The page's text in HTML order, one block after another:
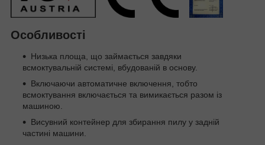
Особливості
Низька площа, що займається завдяки
всмоктувальній системі, вбудованій в основу.
Включаючи автоматичне включення, тобто
всмоктування включається та вимикається разом із
машиною.
Висувний контейнер для збирання пилу у задній
частині машини.